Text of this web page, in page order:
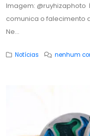
Imagem: @ruyhizaphoto
comunica o falecimento
Ne...
Notícias nenhum